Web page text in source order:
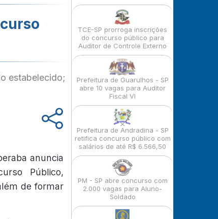
estabelecido;
anuncia
Público,
de formar
TCE-SP prorroga inscrições
do concurso público para
Auditor de Controle Externo
Prefeitura de Guarulhos - SP
abre 10 vagas para Auditor
Fiscal VI
Prefeitura de Andradina - SP
retifica concurso público com
salários de até R$ 6.566,50
PM - SP abre concurso com
2.000 vagas para Aluno-
Soldado